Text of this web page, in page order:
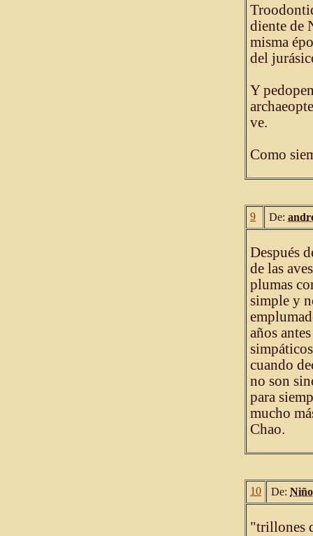
diente de
misma
del
Y
ve.
Como
9 De:
Después
de las
plumas
simple y
años
cuando
no son
para
mucho
Chao.
10 De:
"trillones